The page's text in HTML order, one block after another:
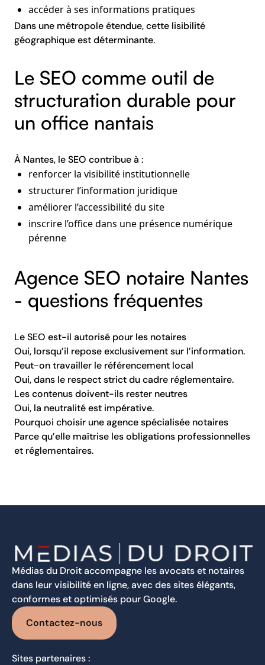
accéder à ses informations pratiques
Dans une métropole étendue, cette lisibilité
géographique est déterminante.
Le SEO comme outil de
structuration durable pour
un office nantais
À Nantes, le SEO contribue à :
renforcer la visibilité institutionnelle
structurer l’information juridique
améliorer l’accessibilité du site
inscrire l’office dans une présence numérique
pérenne
Agence SEO notaire Nantes
- questions fréquentes
Le SEO est-il autorisé pour les notaires
Oui, lorsqu’il repose exclusivement sur l’information.
Peut-on travailler le référencement local
Oui, dans le respect strict du cadre réglementaire.
Les contenus doivent-ils rester neutres
Oui, la neutralité est impérative.
Pourquoi choisir une agence spécialisée notaires
Parce qu’elle maîtrise les obligations professionnelles
et réglementaires.
Médias du Droit accompagne les avocats et notaires
dans leur visibilité en ligne, avec des sites élégants,
conformes et optimisés pour Google.
Contactez-nous
Sites partenaires :